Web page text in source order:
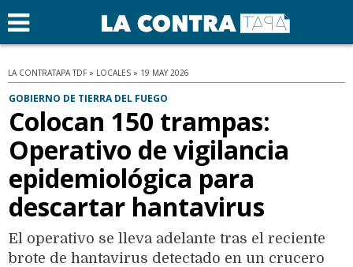
LA CONTRATAPA TDF » LOCALES » 19 MAY 2026
GOBIERNO DE TIERRA DEL FUEGO
Colocan 150 trampas:
Operativo de vigilancia
epidemiológica para
descartar hantavirus
El operativo se lleva adelante tras el reciente
brote de hantavirus detectado en un crucero